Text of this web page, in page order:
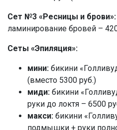
Сет №3 «Ресницы и брови»:
ламинирование бровей –
Сеты «Эпиляция»:
мини: бикини
(вместо 5300 руб.)
миди: бикини
руки до локтя – 6500
макси: бикини
подмышки + руки